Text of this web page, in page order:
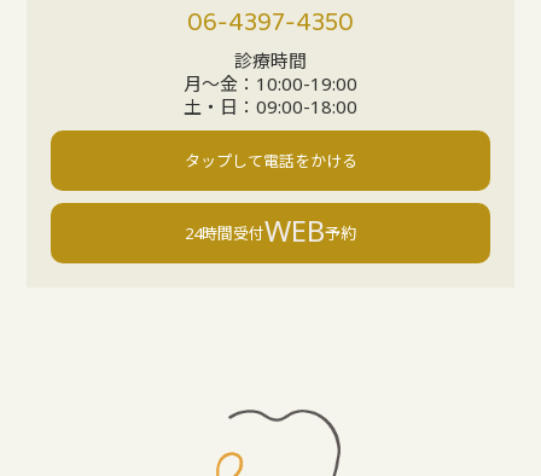
06-4397-4350
診療時間
月〜金：10:00-19:00
土・日：09:00-18:00
タップして電話をかける
24時間受付WEB予約